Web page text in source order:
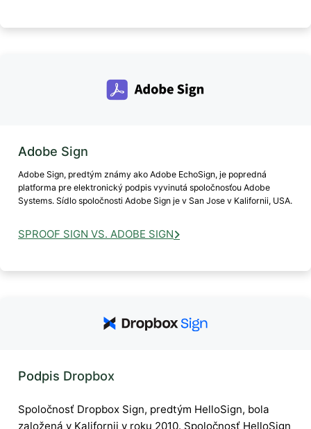
Adobe Sign
Adobe Sign, predtým známy ako Adobe EchoSign, je popredná
platforma pre elektronický podpis vyvinutá spoločnosťou Adobe
Systems. Sídlo spoločnosti Adobe Sign je v San Jose v Kalifornii, USA.
SPROOF SIGN VS. ADOBE SIGN
Podpis Dropbox
Spoločnosť Dropbox Sign, predtým HelloSign, bola
založená v Kalifornii v roku 2010. Spoločnosť HelloSign